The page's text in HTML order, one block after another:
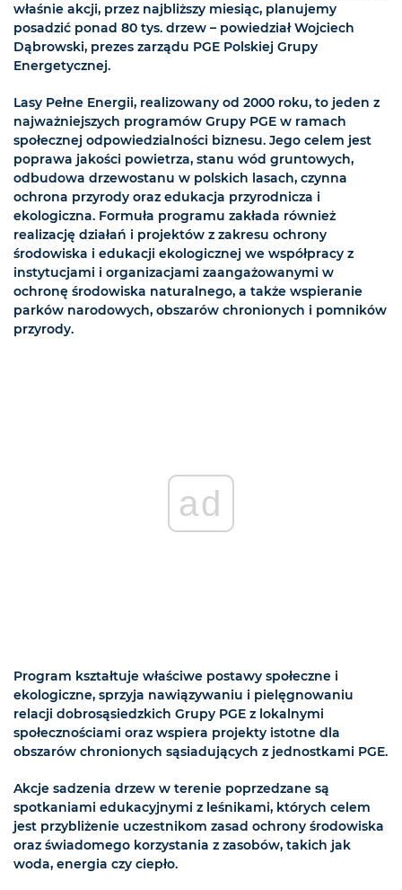
właśnie akcji, przez najbliższy miesiąc, planujemy
posadzić ponad 80 tys. drzew – powiedział Wojciech
Dąbrowski, prezes zarządu PGE Polskiej Grupy
Energetycznej.
Lasy Pełne Energii, realizowany od 2000 roku, to jeden z
najważniejszych programów Grupy PGE w ramach
społecznej odpowiedzialności biznesu. Jego celem jest
poprawa jakości powietrza, stanu wód gruntowych,
odbudowa drzewostanu w polskich lasach, czynna
ochrona przyrody oraz edukacja przyrodnicza i
ekologiczna. Formuła programu zakłada również
realizację działań i projektów z zakresu ochrony
środowiska i edukacji ekologicznej we współpracy z
instytucjami i organizacjami zaangażowanymi w
ochronę środowiska naturalnego, a także wspieranie
parków narodowych, obszarów chronionych i pomników
przyrody.
ad
Program kształtuje właściwe postawy społeczne i
ekologiczne, sprzyja nawiązywaniu i pielęgnowaniu
relacji dobrosąsiedzkich Grupy PGE z lokalnymi
społecznościami oraz wspiera projekty istotne dla
obszarów chronionych sąsiadujących z jednostkami PGE.
Akcje sadzenia drzew w terenie poprzedzane są
spotkaniami edukacyjnymi z leśnikami, których celem
jest przybliżenie uczestnikom zasad ochrony środowiska
oraz świadomego korzystania z zasobów, takich jak
woda, energia czy ciepło.